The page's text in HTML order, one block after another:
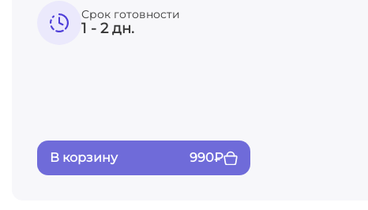
Срок готовности
1 - 2 дн.
В корзину 990₽